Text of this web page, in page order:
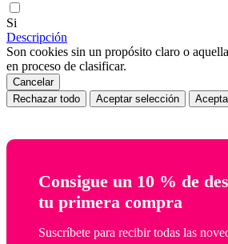
Si
Descripción
Son cookies sin un propósito claro o
en proceso de clasificar.
Cancelar
Rechazar todo
Aceptar selección
Consigue un 10 % de
tu primera compra
Suscríbete para recibir todas las